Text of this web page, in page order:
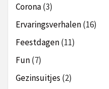
Corona(3)
Ervaringsverhalen(16)
Feestdagen(11)
Fun(7)
Gezinsuitjes (2)